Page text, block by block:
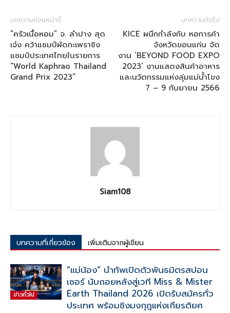
บทความก่อนหน้านี้
“ครัวเนื้อหอม” จ. ลำปาง สุด
เจ๋ง คว้าแชมป์ผัดกะเพราชิง
แชมป์ประเทศไทยในรายการ
“World Kaphrao Thailand
Grand Prix 2023”
บทความถัดไป
KICE ผนึกกำลังกับ หอการค้า
จังหวัดขอนแก่น จัด
งาน ‘BEYOND FOOD EXPO
2023’ งานแสดงสินค้าอาหาร
และนวัตกรรมแห่งลุ่มแม่น้ำโขง
7 – 9 กันยายน 2566
Siam108
บทความที่เกี่ยวข้อง เพิ่มเติมจากผู้เขียน
ข่าวทั่วไป
“แม่น้อง” นำทัพเปิดตัวพันธมิตรสปอน
เซอร์ นับถอยหลังสู่เวที Miss & Mister
Earth Thailand 2026 เปิดรับสมัครทั่ว
ประเทศ พร้อมชิงมงกุฎแห่งเกียรติยศ